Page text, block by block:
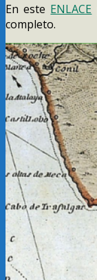
En este ENLACE
completo.